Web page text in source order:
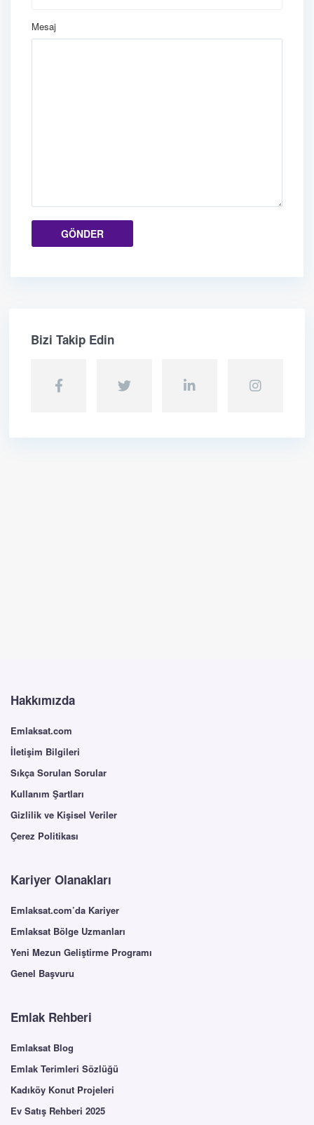
Mesaj
Bizi Takip Edin
Hakkımızda
Emlaksat.com
İletişim Bilgileri
Sıkça Sorulan Sorular
Kullanım Şartları
Gizlilik ve Kişisel Veriler
Çerez Politikası
Kariyer Olanakları
Emlaksat.com’da Kariyer
Emlaksat Bölge Uzmanları
Yeni Mezun Geliştirme Programı
Genel Başvuru
Emlak Rehberi
Emlaksat Blog
Emlak Terimleri Sözlüğü
Kadıköy Konut Projeleri
Ev Satış Rehberi 2025